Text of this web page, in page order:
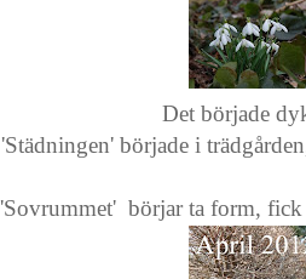
Det började
'Städningen' började i
'Sovrummet' börjar ta form, fick